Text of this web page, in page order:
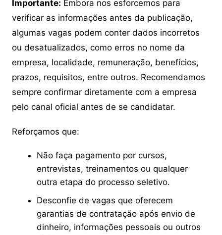
Importante: Embora nos esforcemos para
verificar as informações antes da publicação,
algumas vagas podem conter dados incorretos
ou desatualizados, como erros no nome da
empresa, localidade, remuneração, benefícios,
prazos, requisitos, entre outros. Recomendamos
sempre confirmar diretamente com a empresa
pelo canal oficial antes de se candidatar.
Reforçamos que:
Não faça pagamento por cursos,
entrevistas, treinamentos ou qualquer
outra etapa do processo seletivo.
Desconfie de vagas que oferecem
garantias de contratação após envio de
dinheiro, informações pessoais ou outros